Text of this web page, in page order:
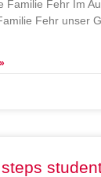
Familie Fehr Im
Fehr unser